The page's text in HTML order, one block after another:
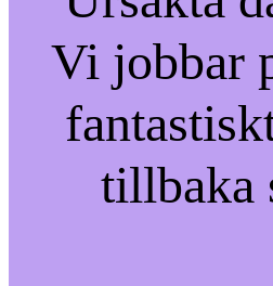
Vi jobbar
tillbaka